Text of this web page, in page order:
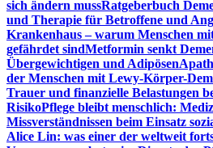
sich ändern mussRatgeberbuch
und Therapie für Betroffene und
Krankenhaus – warum Menschen
gefährdet sindMetformin senkt
Übergewichtigen und Adipösen
der Menschen mit Lewy-Körper-
Trauer und finanzielle Belastungen
RisikoPflege bleibt menschlich:
Missverständnissen beim Einsatz
Alice Lin: was einer der weltweit